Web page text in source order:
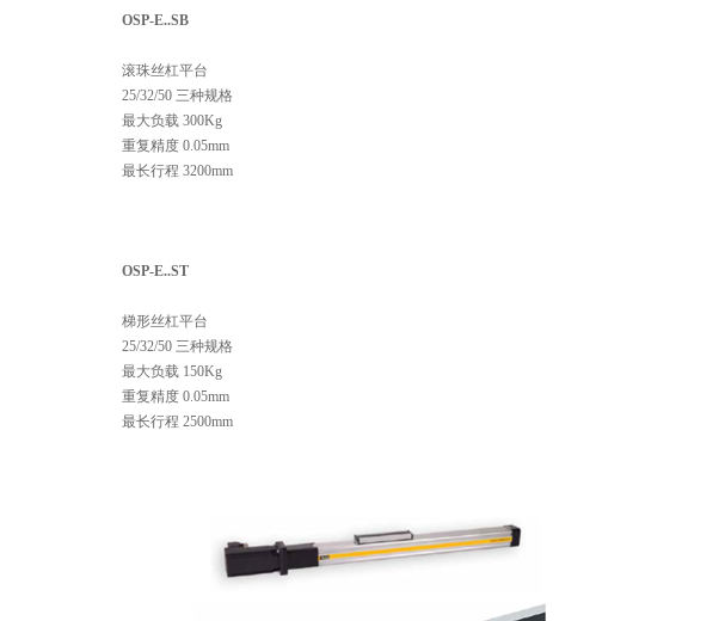
OSP-E..SB
滚珠丝杠平台
25/32/50 三种规格
最大负载 300Kg
重复精度 0.05mm
最长行程 3200mm
OSP-E..ST
梯形丝杠平台
25/32/50 三种规格
最大负载 150Kg
重复精度 0.05mm
最长行程 2500mm